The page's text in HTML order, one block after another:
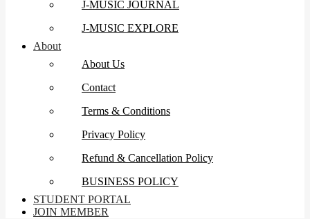
J-MUSIC JOURNAL
J-MUSIC EXPLORE
About
About Us
Contact
Terms & Conditions
Privacy Policy
Refund & Cancellation Policy
BUSINESS POLICY
STUDENT PORTAL
JOIN MEMBER